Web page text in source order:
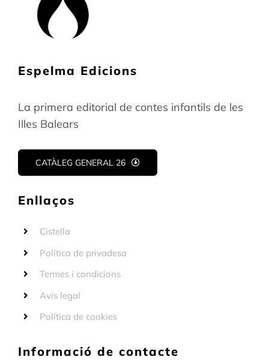
Espelma Edicions
La primera editorial de contes infantils de les
Illes Balears
CATÀLEG GENERAL 26
Enllaços
Cistella
Política de privadesa
Termes i condicions
Avís legal
Política de cookies
Informació de contacte